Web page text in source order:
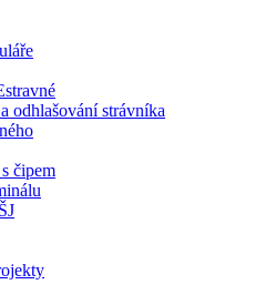
odhlašování strávníka
čipem